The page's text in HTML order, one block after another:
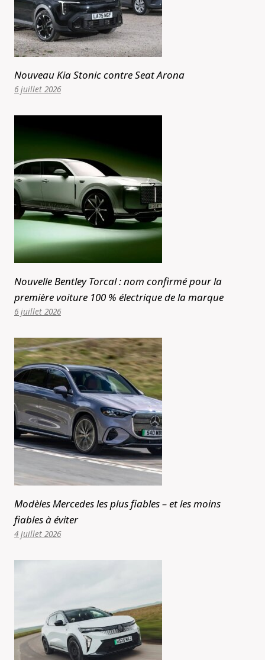
Nouveau Kia Stonic contre Seat Arona
6 juillet 2026
Nouvelle Bentley Torcal : nom confirmé pour la
première voiture 100 % électrique de la marque
6 juillet 2026
Modèles Mercedes les plus fiables – et les moins
fiables à éviter
4 juillet 2026